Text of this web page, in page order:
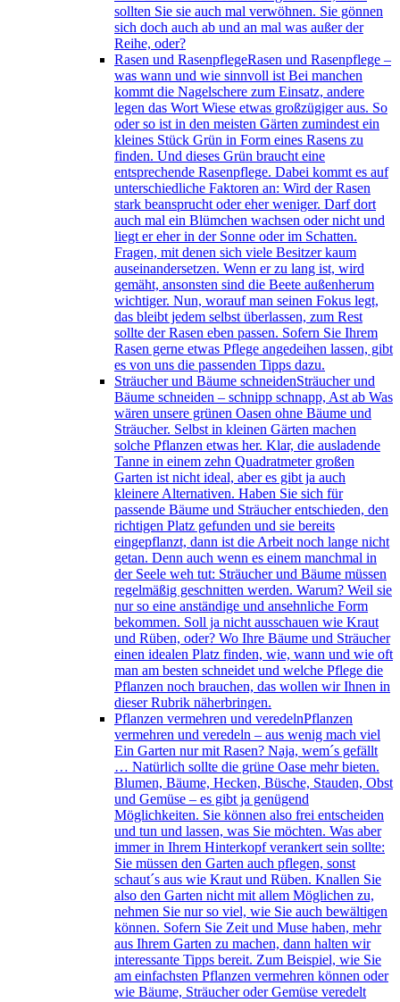
sollten Sie sie auch mal verwöhnen. Sie gönnen
sich doch auch ab und an mal was außer der
Reihe, oder?
Rasen und RasenpflegeRasen und Rasenpflege –
was wann und wie sinnvoll ist Bei manchen
kommt die Nagelschere zum Einsatz, andere
legen das Wort Wiese etwas großzügiger aus. So
oder so ist in den meisten Gärten zumindest ein
kleines Stück Grün in Form eines Rasens zu
finden. Und dieses Grün braucht eine
entsprechende Rasenpflege. Dabei kommt es auf
unterschiedliche Faktoren an: Wird der Rasen
stark beansprucht oder eher weniger. Darf dort
auch mal ein Blümchen wachsen oder nicht und
liegt er eher in der Sonne oder im Schatten.
Fragen, mit denen sich viele Besitzer kaum
auseinandersetzen. Wenn er zu lang ist, wird
gemäht, ansonsten sind die Beete außenherum
wichtiger. Nun, worauf man seinen Fokus legt,
das bleibt jedem selbst überlassen, zum Rest
sollte der Rasen eben passen. Sofern Sie Ihrem
Rasen gerne etwas Pflege angedeihen lassen, gibt
es von uns die passenden Tipps dazu.
Sträucher und Bäume schneidenSträucher und
Bäume schneiden – schnipp schnapp, Ast ab Was
wären unsere grünen Oasen ohne Bäume und
Sträucher. Selbst in kleinen Gärten machen
solche Pflanzen etwas her. Klar, die ausladende
Tanne in einem zehn Quadratmeter großen
Garten ist nicht ideal, aber es gibt ja auch
kleinere Alternativen. Haben Sie sich für
passende Bäume und Sträucher entschieden, den
richtigen Platz gefunden und sie bereits
eingepflanzt, dann ist die Arbeit noch lange nicht
getan. Denn auch wenn es einem manchmal in
der Seele weh tut: Sträucher und Bäume müssen
regelmäßig geschnitten werden. Warum? Weil sie
nur so eine anständige und ansehnliche Form
bekommen. Soll ja nicht ausschauen wie Kraut
und Rüben, oder? Wo Ihre Bäume und Sträucher
einen idealen Platz finden, wie, wann und wie oft
man am besten schneidet und welche Pflege die
Pflanzen noch brauchen, das wollen wir Ihnen in
dieser Rubrik näherbringen.
Pflanzen vermehren und veredelnPflanzen
vermehren und veredeln – aus wenig mach viel
Ein Garten nur mit Rasen? Naja, wem´s gefällt
… Natürlich sollte die grüne Oase mehr bieten.
Blumen, Bäume, Hecken, Büsche, Stauden, Obst
und Gemüse – es gibt ja genügend
Möglichkeiten. Sie können also frei entscheiden
und tun und lassen, was Sie möchten. Was aber
immer in Ihrem Hinterkopf verankert sein sollte:
Sie müssen den Garten auch pflegen, sonst
schaut´s aus wie Kraut und Rüben. Knallen Sie
also den Garten nicht mit allem Möglichen zu,
nehmen Sie nur so viel, wie Sie auch bewältigen
können. Sofern Sie Zeit und Muse haben, mehr
aus Ihrem Garten zu machen, dann halten wir
interessante Tipps bereit. Zum Beispiel, wie Sie
am einfachsten Pflanzen vermehren können oder
wie Bäume, Sträucher oder Gemüse veredelt